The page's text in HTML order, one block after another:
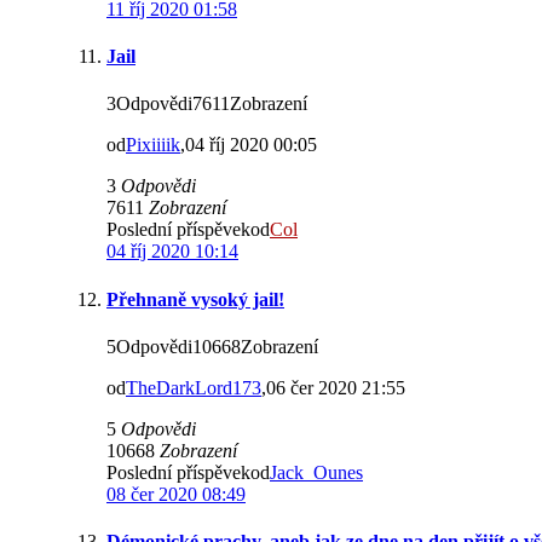
11 říj 2020 01:58
Jail
3Odpovědi7611Zobrazení
odPixiiiik,04 říj 2020 00:05
3 Odpovědi
7611 Zobrazení
Poslední příspěvekodCol
04 říj 2020 10:14
Přehnaně vysoký jail!
5Odpovědi10668Zobrazení
odTheDarkLord173,06 čer 2020 21:55
5 Odpovědi
10668 Zobrazení
Poslední příspěvekodJack_Ounes
08 čer 2020 08:49